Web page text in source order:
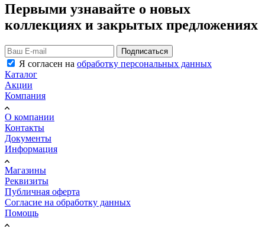
Первыми узнавайте о новых
коллекциях и закрытых предложениях
Подписаться
Я согласен на обработку персональных данных
Каталог
Акции
Компания
О компании
Контакты
Документы
Информация
Магазины
Реквизиты
Публичная оферта
Согласие на обработку данных
Помощь